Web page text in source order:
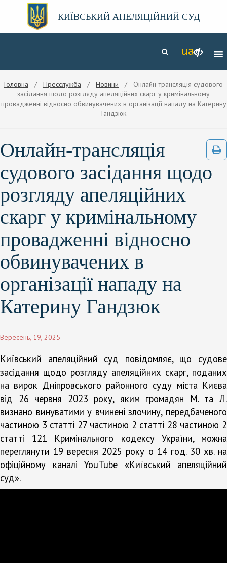
КИЇВСЬКИЙ АПЕЛЯЦІЙНИЙ СУД
Головна / Пресслужба / Новини / Онлайн-трансляція судового
засідання щодо розгляду апеляційних скарг у кримінальному
провадженні відносно обвинувачених в організації нападу на Катерину
Гандзюк
Онлайн-трансляція
судового засідання щодо
розгляду апеляційних
скарг у кримінальному
провадженні відносно
обвинувачених в
організації нападу на
Катерину Гандзюк
Вересень, 19, 2025
Київський апеляційний суд повідомляє, що судове
засідання щодо розгляду апеляційних скарг, поданих
на вирок Дніпровського районного суду міста Києва
від 26 червня 2023 року, яким громадян М. та Л.
визнано винуватими у вчинені злочину, передбаченого
частиною 3 статті 27 частиною 2 статті 28 частиною 2
статті 121 Кримінального кодексу України, можна
переглянути 19 вересня 2025 року о 14 год. 30 хв. на
офіційному каналі YouTube «Київський апеляційний
суд».